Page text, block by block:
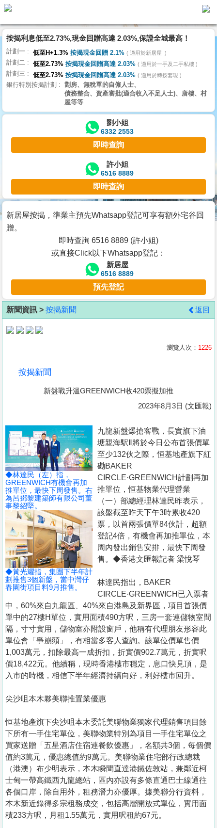
代
理
主
頁
搵
樓/
交
業
主
宅
谷
按
客
地
產
置
業
手
冊
關
於
我
們
按揭利息低至2.73%,現金回贈高達 2.03%,保證全城最高！
計劃一 低至H+1.3% 按揭現金回贈 2.1% 適用於新居屋
計劃二 低至2.73% 按揭現金回贈高達 2.03% 適用於一手及二手私樓
計劃三 低至2.73% 按揭現金回贈高達 2.03% 適用於轉按套現
銀行特別按揭計劃
劏房、無稅單的自僱人士、
債務整合、資產審批(適合收入不足人士)、唐樓、村
屋等等
劉小姐
6332 2553
即時查詢
許小姐
6516 8889
即時查詢
新居屋按揭，準業主預先Whatsapp登記可享有額外宅谷回
贈。
即時查詢 6516 8889 (許小姐)
或直接Click以下Whatsapp登記：
新居屋
6516 8889
預先登記
新聞資訊 > 按揭新聞 返回
瀏覽人次： 1226
按揭新聞
新盤戰升溫GREENWICH收420票擬加推
2023年8月3日 (文匯報)
◆林達民（左）指，
GREENWICH有機會再加
推單位，最快下周發售。右
為呂鄧黎建築師有限公司董
事黎紹堅。
◆黃光耀指，集團下半年計
劃推售3個新盤，當中灣仔
春園街項目料9月推售。
九龍新盤爆搶客戰，長實旗下油
塘親海駅Ⅱ將於今日公布首張價單
至少132伙之際，恒基地產旗下紅
磡BAKER
CIRCLE·GREENWICH計劃再加
推單位，恒基物業代理營業
（一）部總經理林達民昨表示，
該盤截至昨天下午3時累收420
票，以首兩張價單84伙計，超額
登記4倍，有機會再加推單位，本
周內發出銷售安排，最快下周發
售。◆香港文匯報記者 梁悅琴
林達民指出，BAKER
CIRCLE·GREENWICH已入票者
中，60%來自九龍區、40%來自港島及新界區，項目首張價
單中的27樓H單位，實用面積490方呎，三房一套連儲物室間
隔，寸寸實用，儲物室亦附設窗戶，他稱有代理朋友形容此
單位會「爭崩頭」，有相當多客人查詢。該單位價單售價
1,003萬元，扣除最高一成折扣，折實價902.7萬元，折實呎
價18,422元。他續稱，現時香港樓市穩定，息口快見頂，是
入市的時機，相信下半年經濟持續向好，利好樓市回升。
尖沙咀本木夥美聯推置業優惠
恒基地產旗下尖沙咀本木委託美聯物業獨家代理銷售項目餘
下所有一手住宅單位，美聯物業特別為項目一手住宅單位之
買家送贈「五星酒店住宿連餐飲優惠」，名額共3個，每個價
值約3萬元，優惠總值約9萬元。美聯物業住宅部行政總裁
（港澳）布少明表示，本木瞬間直達港鐵佐敦站，兼鄰近柯
士甸一帶高鐵西九龍總站，區內亦設有多條直通巴士線通往
各個口岸，除自用外，租務潛力亦優厚。據美聯分行資料，
本木新近錄得多宗租務成交，包括高層開放式單位，實用面
積233方呎，月租1.55萬元，實用呎租約67元。